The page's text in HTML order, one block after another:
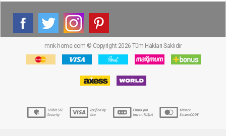
mnk-home.com © Copyright 2026 Tüm Hakları Saklıdır